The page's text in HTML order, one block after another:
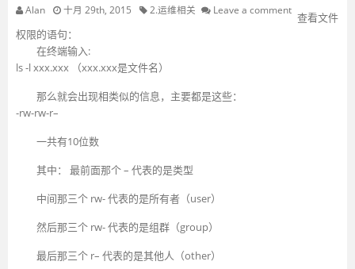
Alan 十月 29th, 2015 2.运维相关 Leave a comment
查看文件
权限的语句：
在终端输入:
ls -l xxx.xxx （xxx.xxx是文件名）
那么就会出现相类似的信息，主要都是这些：
-rw-rw-r–
一共有10位数
其中： 最前面那个 – 代表的是类型
中间那三个 rw- 代表的是所有者（user）
然后那三个 rw- 代表的是组群（group）
最后那三个 r– 代表的是其他人（other）